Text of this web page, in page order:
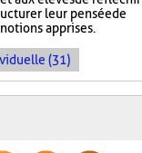
leur pensée de
apprises.
(31)